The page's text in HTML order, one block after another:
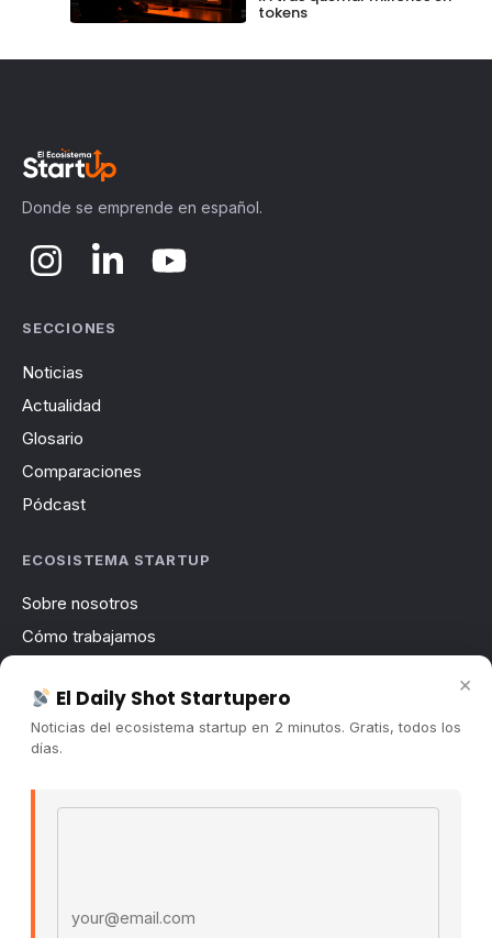
tokens
Donde se emprende en español.
SECCIONES
Noticias
Actualidad
Glosario
Comparaciones
Pódcast
ECOSISTEMA STARTUP
Sobre nosotros
Cómo trabajamos
Contacto
Publicidad
×
El Daily Shot Startupero
Noticias del ecosistema startup en 2 minutos. Gratis, todos los
días.